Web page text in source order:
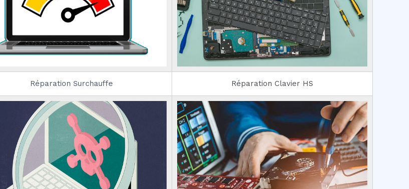
Réparation Surchauffe Réparation Clavier HS